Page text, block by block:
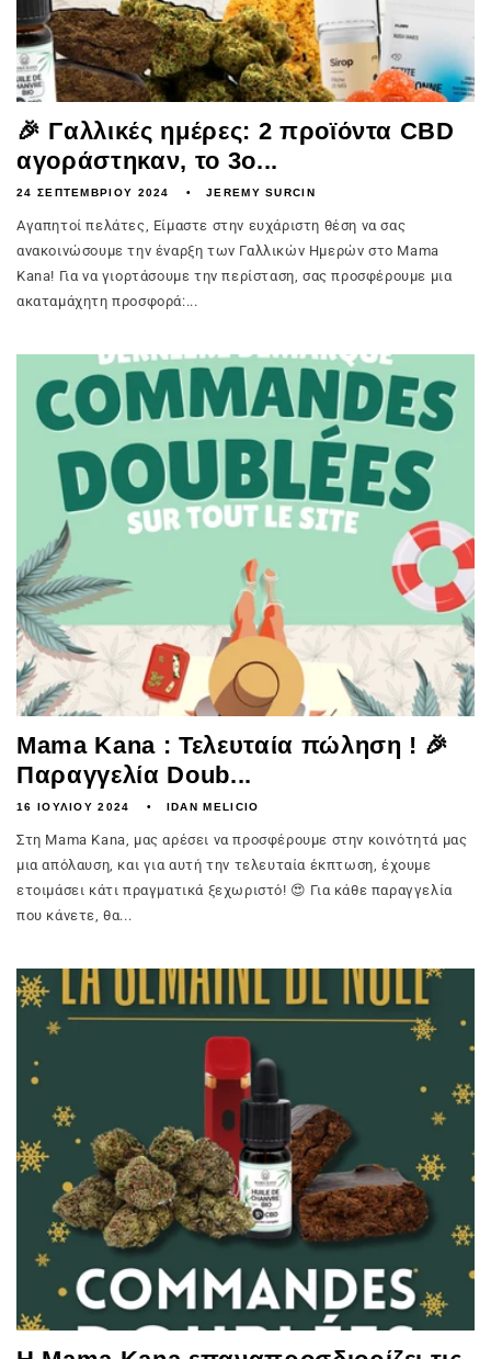
🎉 Γαλλικές ημέρες: 2 προϊόντα CBD
αγοράστηκαν, το 3ο...
24 ΣΕΠΤΕΜΒΡΊΟΥ 2024 JEREMY SURCIN
Αγαπητοί πελάτες, Είμαστε στην ευχάριστη θέση να σας
ανακοινώσουμε την έναρξη των Γαλλικών Ημερών στο Mama
Kana! Για να γιορτάσουμε την περίσταση, σας προσφέρουμε μια
ακαταμάχητη προσφορά:...
Mama Kana : Τελευταία πώληση ! 🎉
Παραγγελία Doub...
16 ΙΟΥΛΊΟΥ 2024 IDAN MELICIO
Στη Mama Kana, μας αρέσει να προσφέρουμε στην κοινότητά μας
μια απόλαυση, και για αυτή την τελευταία έκπτωση, έχουμε
ετοιμάσει κάτι πραγματικά ξεχωριστό! 😍 Για κάθε παραγγελία
που κάνετε, θα...